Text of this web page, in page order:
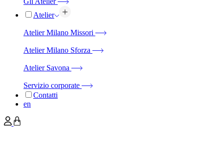
Atelier
Atelier Milano Missori
Atelier Milano Sforza
Atelier Savona
Servizio corporate
Contatti
en